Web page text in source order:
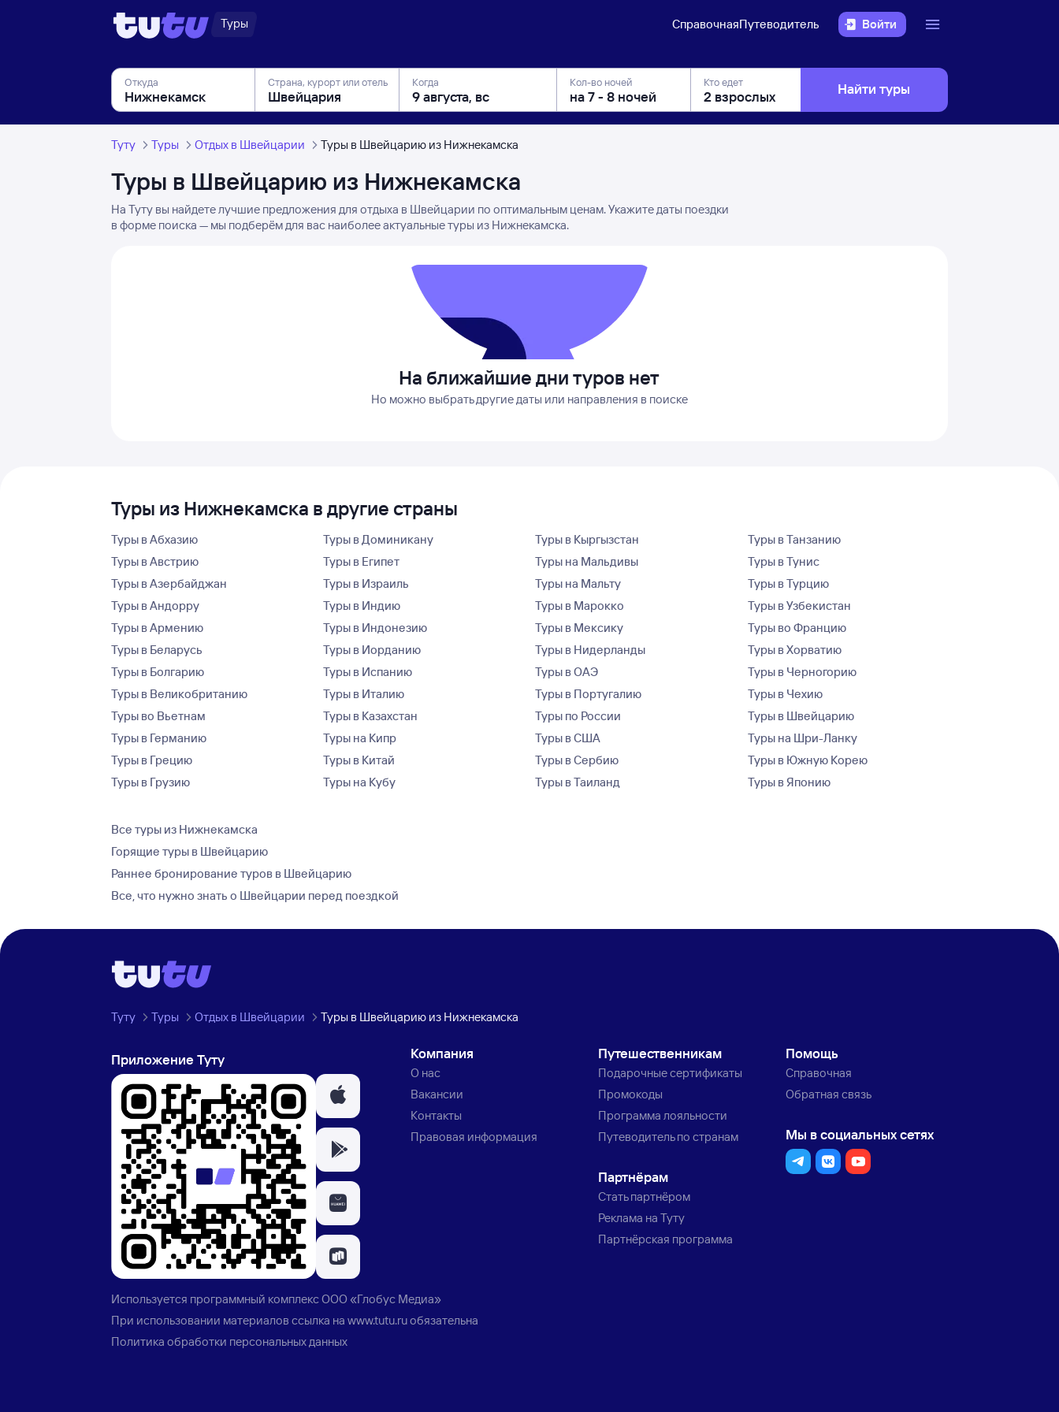
Туры СправочнаяПутеводитель Войти
Откуда Страна, курорт или отель Когда Кол-во ночей Кто едет Найти туры
Туту Туры Отдых в Швейцарии Туры в Швейцарию из Нижнекамска
Туры в Швейцарию из Нижнекамска
На Туту вы найдете лучшие предложения для отдыха в Швейцарии по оптимальным ценам. Укажите даты поездки
в форме поиска — мы подберём для вас наиболее актуальные туры из Нижнекамска.
На ближайшие дни туров нет
Но можно выбрать другие даты или направления в поиске
Туры из Нижнекамска в другие страны
Туры в Абхазию
Туры в Австрию
Туры в Азербайджан
Туры в Андорру
Туры в Армению
Туры в Беларусь
Туры в Болгарию
Туры в Великобританию
Туры во Вьетнам
Туры в Германию
Туры в Грецию
Туры в Грузию
Туры в Доминикану
Туры в Египет
Туры в Израиль
Туры в Индию
Туры в Индонезию
Туры в Иорданию
Туры в Испанию
Туры в Италию
Туры в Казахстан
Туры на Кипр
Туры в Китай
Туры на Кубу
Туры в Кыргызстан
Туры на Мальдивы
Туры на Мальту
Туры в Марокко
Туры в Мексику
Туры в Нидерланды
Туры в ОАЭ
Туры в Португалию
Туры по России
Туры в США
Туры в Сербию
Туры в Таиланд
Туры в Танзанию
Туры в Тунис
Туры в Турцию
Туры в Узбекистан
Туры во Францию
Туры в Хорватию
Туры в Черногорию
Туры в Чехию
Туры в Швейцарию
Туры на Шри-Ланку
Туры в Южную Корею
Туры в Японию
Все туры из Нижнекамска
Горящие туры в Швейцарию
Раннее бронирование туров в Швейцарию
Все, что нужно знать о Швейцарии перед поездкой
Туту Туры Отдых в Швейцарии Туры в Швейцарию из Нижнекамска
Приложение Туту Компания
О нас
Вакансии
Контакты
Правовая информация
Путешественникам
Подарочные сертификаты
Промокоды
Программа лояльности
Путеводитель по странам
Партнёрам
Стать партнёром
Реклама на Туту
Партнёрская программа
Помощь
Справочная
Обратная связь
Мы в социальных сетях
Используется программный комплексООО «Глобус Медиа»
При использовании материалов ссылка наwww.tutu.ruобязательна
Политика обработки персональных данных